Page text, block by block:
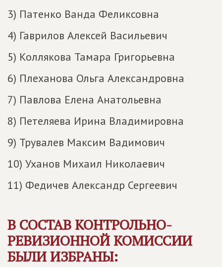
3) Патенко Ванда Феликсовна
4) Гаврилов Алексей Васильевич
5) Коллякова Тамара Григорьевна
6) Плеханова Ольга Александровна
7) Павлова Елена Анатольевна
8) Петеляева Ирина Владимировна
9) Трувалев Максим Вадимович
10) Уханов Михаил Николаевич
11) Федичев Александр Сергеевич
В СОСТАВ КОНТРОЛЬНО-
РЕВИЗИОННОЙ КОМИССИИ
БЫЛИ ИЗБРАНЫ: